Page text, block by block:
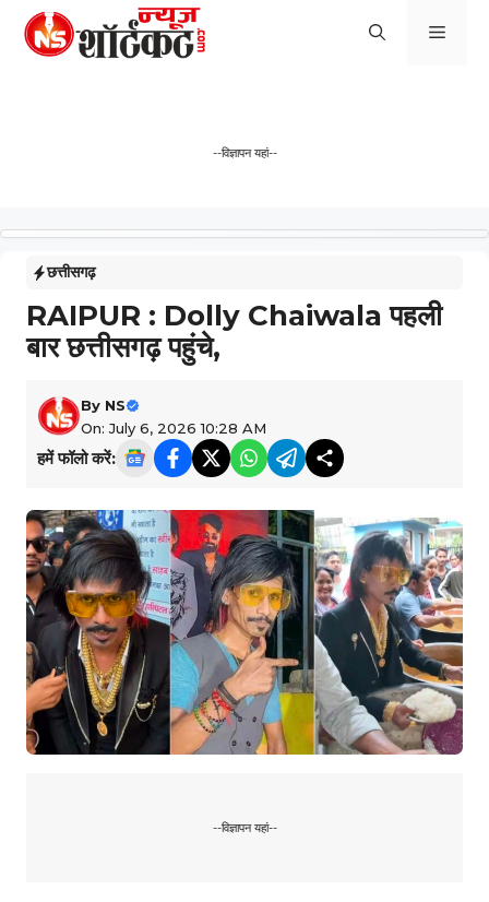
Skip
--विज्ञापन यहां--
छत्तीसगढ़
RAIPUR : Dolly Chaiwala पहली
बार छत्तीसगढ़ पहुंचे,
By NS
On: July 6, 2026 10:28 AM
हमें फॉलो करें:
--विज्ञापन यहां--